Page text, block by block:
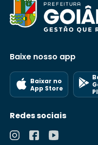
Baixe nosso app
Baixar no
App Store
Redes sociais